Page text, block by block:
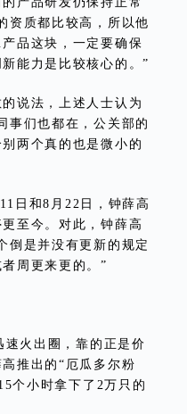
资质都比较高，所以他
品这块，一定要确保
能力是比较核心的。”
说法，上述人士认为
事们也都在，公关部的
两个真的也是微小的
日和8月22日，钟薛高
至今。对此，钟薛高
倒是并没有更新的规定
周更来更的。”
火出圈，靠的正是价
推出的“厄瓜多尔粉
个小时拿下了2万只的